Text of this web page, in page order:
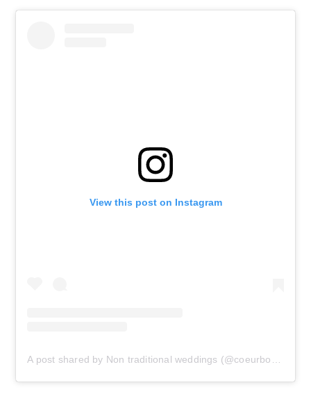
View this post on Instagram
A post shared by Non traditional weddings (@coeurboheme)